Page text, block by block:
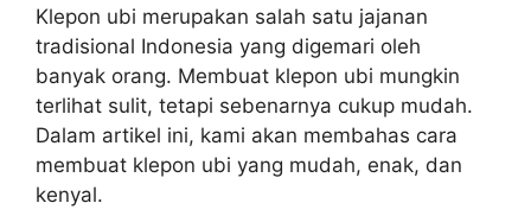
Klepon ubi merupakan salah satu jajanan
tradisional Indonesia yang digemari oleh
banyak orang. Membuat klepon ubi mungkin
terlihat sulit, tetapi sebenarnya cukup mudah.
Dalam artikel ini, kami akan membahas cara
membuat klepon ubi yang mudah, enak, dan
kenyal.